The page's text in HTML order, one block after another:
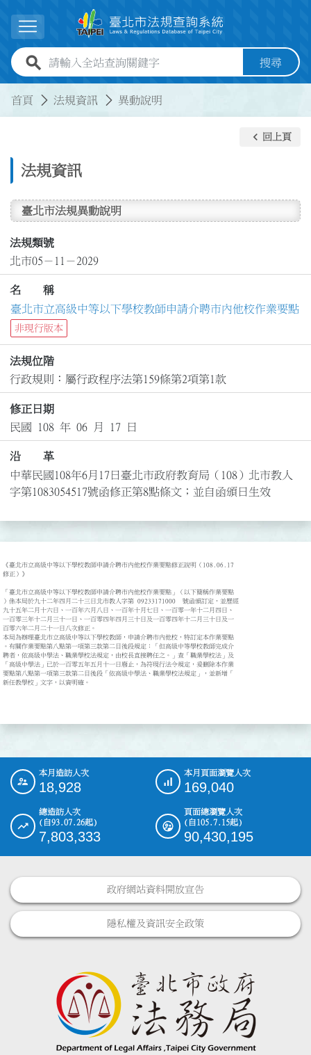
展開選單
全站查詢關鍵字欄位 搜尋
首頁 法規資訊 異動說明
法規資訊
keyboard_arrow_left 回上頁
臺北市法規異動說明
法規類號
北市05－11－2029
名 稱
臺北市立高級中等以下學校教師申請介聘市內他校作業要點
非現行版本
法規位階
行政規則：屬行政程序法第159條第2項第1款
修正日期
民國 108 年 06 月 17 日
沿 革
中華民國108年6月17日臺北市政府教育局（108）北市教人
字第1083054517號函修正第8點條文；並自函頒日生效
《臺北市立高級中等以下學校教師申請介聘市內他校作業要點修正說明（108.06.17
修正）》
「臺北市立高級中等以下學校教師申請介聘市內他校作業要點」（以下簡稱作業要點
）係本局於九十二年四月二十三日北市教人字第 09233171000  號函頒訂定，並歷經
九十五年二月十六日、一百年六月八日、一百年十月七日、一百零一年十二月四日、
一百零三年十二月三十一日、一百零四年四月三十日及一百零四年十二月三十日及一
百零六年二月二十一日八次修正。
本局為辦理臺北市立高級中等以下學校教師，申請介聘市內他校，特訂定本作業要點
。有關作業要點第八點第一項第三款第二目後段規定：「但高級中等學校教師完成介
聘者，依高級中學法、職業學校法規定，由校長直接聘任之。」查「職業學校法」及
「高級中學法」已於一百零五年五月十一日廢止，為符現行法令規定，爰刪除本作業
要點第八點第一項第三款第二目後段「依高級中學法、職業學校法規定」，並新增「
新任教學校」文字，以資明確。
::: 本月造訪人次
18,928
本月頁面瀏覽人次
169,040
總造訪人次
(自93.07.26起)
7,803,333
頁面總瀏覽人次
(自105.7.15起)
90,430,195
政府網站資料開放宣告
隱私權及資訊安全政策